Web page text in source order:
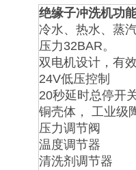
绝缘子冲洗机功
冷水、热水、蒸
压力32BAR。
双电机设计，有
24V低压控制
20秒延时总停开
铜壳体， 工业级
压力调节阀
温度调节器
清洗剂调节器